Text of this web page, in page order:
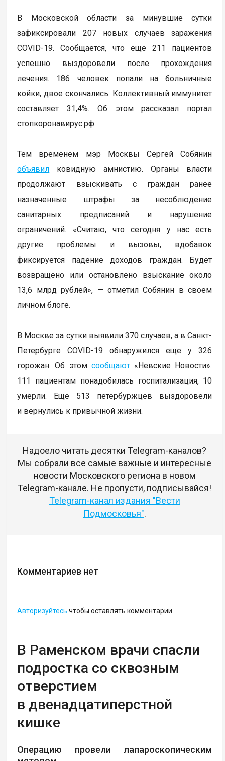
В Московской области за минувшие сутки
зафиксировали 207 новых случаев заражения
COVID-19. Сообщается, что еще 211 пациентов
успешно выздоровели после прохождения
лечения. 186 человек попали на больничные
койки, двое скончались. Коллективный иммунитет
составляет 31,4%. Об этом рассказал портал
стопкоронавирус.рф.
Тем временем мэр Москвы Сергей Собянин
объявил ковидную амнистию. Органы власти
продолжают взыскивать с граждан ранее
назначенные штрафы за несоблюдение
санитарных предписаний и нарушение
ограничений. «Считаю, что сегодня у нас есть
другие проблемы и вызовы, вдобавок
фиксируется падение доходов граждан. Будет
возвращено или остановлено взыскание около
13,6 млрд рублей», — отметил Собянин в своем
личном блоге.
В Москве за сутки выявили 370 случаев, а в Санкт-
Петербурге COVID-19 обнаружился еще у 326
горожан. Об этом сообщают«Невские Новости».
111 пациентам понадобилась госпитализация, 10
умерли. Еще 513 петербуржцев выздоровели
и вернулись к привычной жизни.
Надоело читать десятки Telegram-каналов?
Мы собрали все самые важные и интересные
новости Московского региона в новом
Telegram-канале. Не пропусти, подписывайся!
Telegram-канал издания "Вести
Подмосковья".
Комментариев нет
Авторизуйтесь чтобы оставлять комментарии
В Раменском врачи спасли
подростка со сквозным
отверстием
в двенадцатиперстной
кишке
Операцию провели лапароскопическим